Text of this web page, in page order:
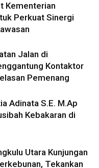
Kementerian
Perkuat Sinergi
Jalan di
Kontaktor
Pemenang
Adinata S.E. M.Ap
Kebakaran di
Utara Kunjungan
Tekankan